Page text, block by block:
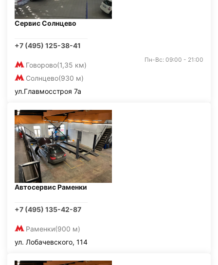
Сервис Солнцево
+7 (495) 125-38-41
Говорово(1,35 км)
Солнцево(930 м)
Пн-Вс: 09:00 - 21:00
ул.Главмосстроя 7а
Автосервис Раменки
+7 (495) 135-42-87
Раменки(900 м)
ул. Лобачевского, 114